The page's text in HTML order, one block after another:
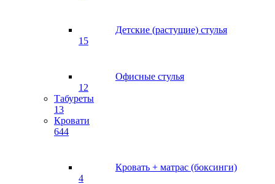
Детские (растущие) стулья
15
Офисные стулья
12
Табуреты
13
Кровати
644
Кровать + матрас (боксинги)
4